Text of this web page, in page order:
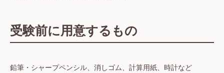
受験前に用意するもの
鉛筆・シャープペンシル、消しゴム、計算用紙、時計など